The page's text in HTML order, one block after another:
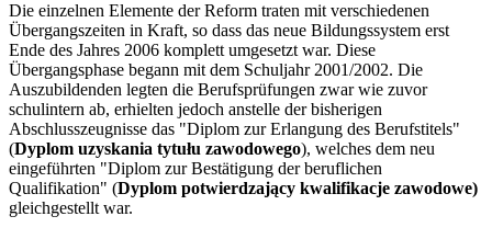
Die einzelnen Elemente der Reform traten mit verschiedenen
Übergangszeiten in Kraft, so dass das neue Bildungssystem erst
Ende des Jahres 2006 komplett umgesetzt war. Diese
Übergangsphase begann mit dem Schuljahr 2001/2002. Die
Auszubildenden legten die Berufsprüfungen zwar wie zuvor
schulintern ab, erhielten jedoch anstelle der bisherigen
Abschlusszeugnisse das "Diplom zur Erlangung des Berufstitels"
(Dyplom uzyskania tytułu zawodowego), welches dem neu
eingeführten "Diplom zur Bestätigung der beruflichen
Qualifikation" (Dyplom potwierdzający kwalifikacje zawodowe)
gleichgestellt war.